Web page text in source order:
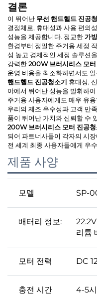
결론
이 뛰어난 무선 핸드헬드 진공
결정체로, 휴대성과 사용 편의
성능을 제공합니다. 정교한가
환경부터 정밀한 주거용 세정
성 높고 경제적인 세정 솔루션
강력한200W 브러시리스 모터
운영 비용을 최소화하면서도
핸드헬드 진공청소기 휴대성,
야에서 뛰어난 성능을 발휘하
주거용 사용자에게도 매우 유
우리의 제조 우수성과 고객 만
품이 뛰어난 가치와 신뢰할 수
200W 브러시리스 모터 진공청
되어 파트너사들이 각자의 시
전 세계 최종 사용자들에게 우
제품 사양
모델 SP-
배터리 정보:
리튬
모터 전력 DC
충전 시간 4-5